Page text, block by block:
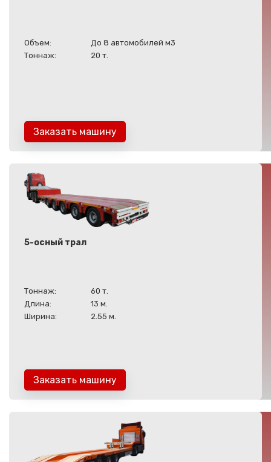
Объем:
До 8 автомобилей м3
Тоннаж:
20 т.
Заказать машину
5-осный трал
Тоннаж:
60 т.
Длина:
13 м.
Ширина:
2.55 м.
Заказать машину